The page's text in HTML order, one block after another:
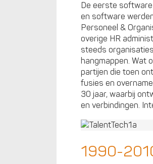
De eerste
en software
Personeel &
overige HR
steeds
hangmappen. Wat
partijen die toen
fusies en
30 jaar, waarbij
en verbindingen.
1990-